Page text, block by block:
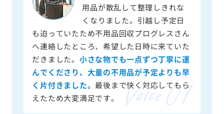
用品が散乱して整理しきれな
くなりました。引越し予定日
も迫っていたため不用品回収プログレスさん
へ連絡したところ、希望した日時に来ていた
だきました。 小さな物でも一点ずつ丁寧に運
んでくださり、大量の不用品が予定よりも早
く片付きました。 最後まで快く対応してもら
えたため大変満足です。